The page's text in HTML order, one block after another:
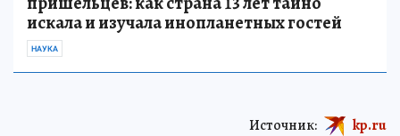
искала и изучала инопланетных гостей
НАУКА
Источник: kp.ru